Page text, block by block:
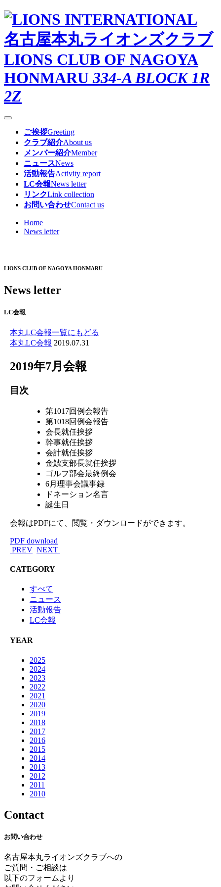
名古屋本丸ライオンズクラブ
LIONS CLUB OF NAGOYA
HONMARU 334-A BLOCK 1R
2Z
ご挨拶Greeting
クラブ紹介About us
メンバー紹介Member
ニュースNews
活動報告Activity report
LC会報News letter
リンクLink collection
お問い合わせContact us
Home
News letter
LIONS CLUB OF NAGOYA HONMARU
News letter
LC会報
本丸LC会報一覧にもどる
本丸LC会報 2019.07.31
2019年7月会報
目次
第1017回例会報告
第1018回例会報告
会長就任挨拶
幹事就任挨拶
会計就任挨拶
金鯱支部長就任挨拶
ゴルフ部会最終例会
6月理事会議事録
ドネーション名言
誕生日
会報はPDFにて、閲覧・ダウンロードができます。
PDF download
PREV NEXT
CATEGORY
すべて
ニュース
活動報告
LC会報
YEAR
2025
2024
2023
2022
2021
2020
2019
2018
2017
2016
2015
2014
2013
2012
2011
2010
Contact
お問い合わせ
名古屋本丸ライオンズクラブへの
ご質問・ご相談は
以下のフォームより